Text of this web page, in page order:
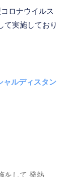
ロナウイルス
て実施しており
ャルディスタン
をして 発熱